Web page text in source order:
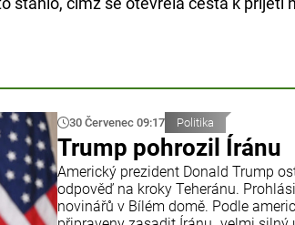
30 Červenec 09:17 Politika
Trump pohrozil Íránu
Americký prezident Donald Trump
odpověď na kroky Teheránu.
novinářů v Bílém domě. Podle